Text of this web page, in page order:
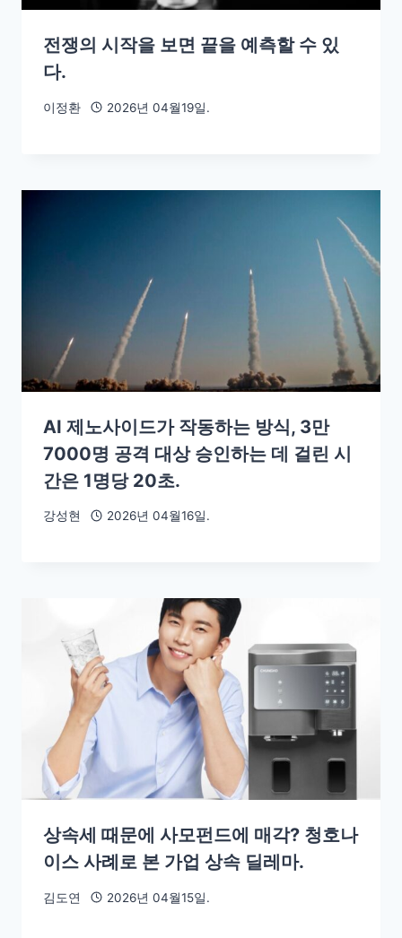
전쟁의 시작을 보면 끝을 예측할 수 있
다.
이정환 2026년 04월19일.
AI 제노사이드가 작동하는 방식, 3만
7000명 공격 대상 승인하는 데 걸린 시
간은 1명당 20초.
강성현 2026년 04월16일.
상속세 때문에 사모펀드에 매각? 청호나
이스 사례로 본 가업 상속 딜레마.
김도연 2026년 04월15일.